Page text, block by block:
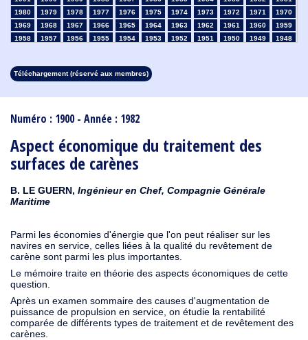
Numéro : 1900 - Année : 1982
Aspect économique du traitement des
surfaces de carènes
B. LE GUERN, Ingénieur en Chef, Compagnie Générale
Maritime
Parmi les économies d'énergie que l'on peut réaliser sur les
navires en service, celles liées à la qualité du revêtement de
carène sont parmi les plus importantes.
Le mémoire traite en théorie des aspects économiques de cette
question.
Après un examen sommaire des causes d'augmentation de
puissance de propulsion en service, on étudie la rentabilité
comparée de différents types de traitement et de revêtement des
carènes.
1980
1979 1978 1977 1976 1975 1974 1973 1972 1971
1970
1969
1968 1967 1966 1965 1964 1963 1962 1961 1960
1959
1958
1957 1956 1955 1954 1953 1952 1951 1950 1949
1948
1913
1912 1911 1910 1909 1908
Téléchargement (réservé aux membres)